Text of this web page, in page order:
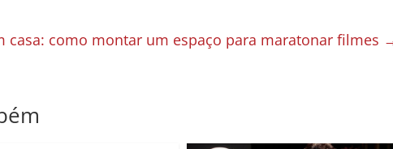
casa: como montar um espaço para maratonar filmes